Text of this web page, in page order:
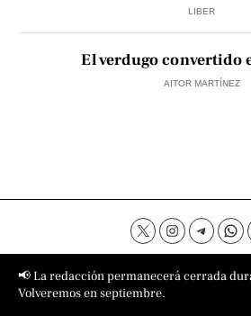
LIBER
El verdugo convertido
AITOR MARTÍNEZ
Contacto Aviso Legal
Política de cookies
📢 La redacción permanecerá cerrada
Volveremos en septiembre.